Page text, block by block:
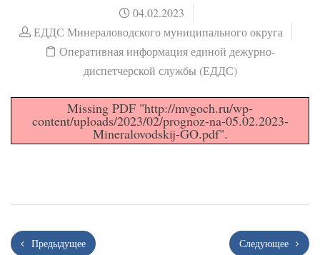
04.02.2023
ЕДДС Минераловодского муниципального округа
Оперативная информация единой дежурно-
диспетчерской службы (ЕДДС)
Missing PDF "http://mvgoch.ru/wp-
content/uploads/2023/02/prognoz-na-05.02.2023-
Mineralovodskij-GO.pdf".
Предыдущее Следующее